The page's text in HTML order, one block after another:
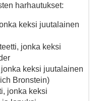
harhautukset:
keksi juutalainen
jonka keksi
keksi juutalainen
Bronstein)
jonka keksi